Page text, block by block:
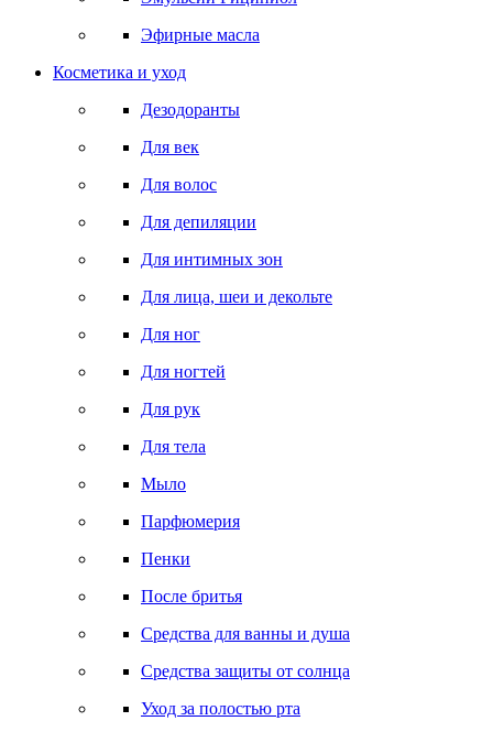
Эфирные масла
Косметика и уход
Дезодоранты
Для век
Для волос
Для депиляции
Для интимных зон
Для лица, шеи и декольте
Для ног
Для ногтей
Для рук
Для тела
Мыло
Парфюмерия
Пенки
После бритья
Средства для ванны и душа
Средства защиты от солнца
Уход за полостью рта